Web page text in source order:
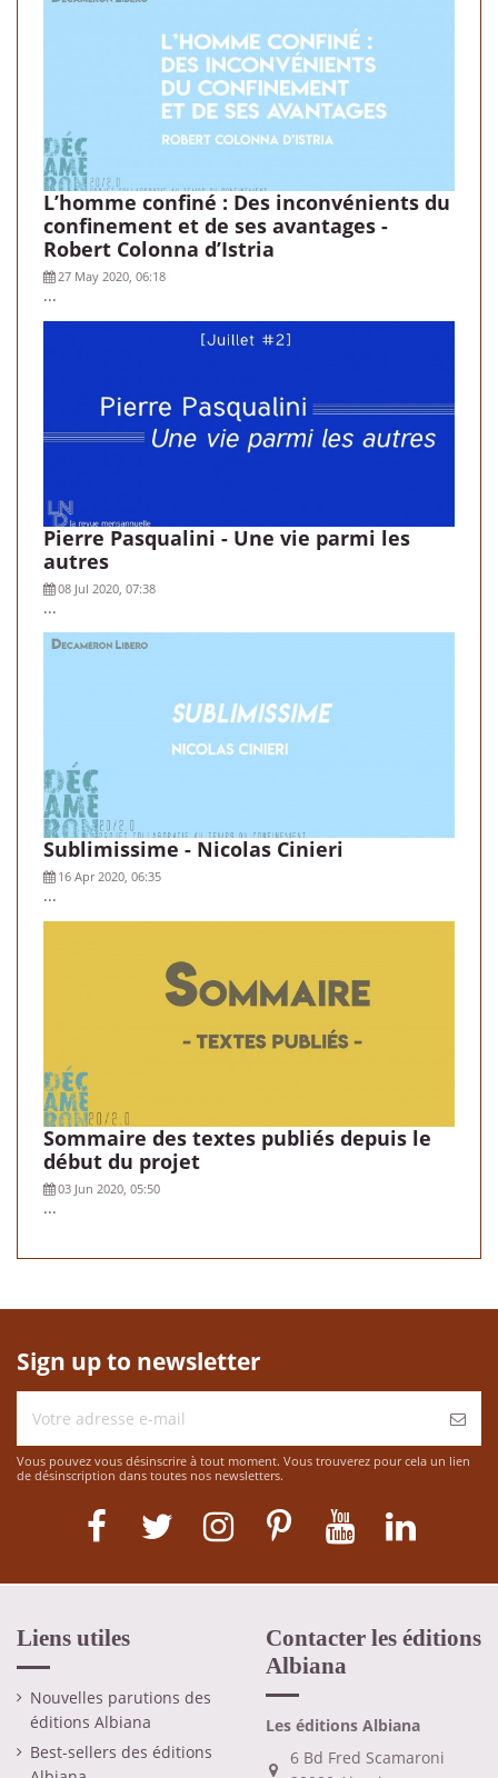
L’homme confiné : Des inconvénients du
confinement et de ses avantages -
Robert Colonna d’Istria
27 May 2020, 06:18
...
Pierre Pasqualini - Une vie parmi les
autres
08 Jul 2020, 07:38
...
Sublimissime - Nicolas Cinieri
16 Apr 2020, 06:35
...
Sommaire des textes publiés depuis le
début du projet
03 Jun 2020, 05:50
...
Sign up to newsletter
Vous pouvez vous désinscrire à tout moment. Vous trouverez pour cela un lien
de désinscription dans toutes nos newsletters.
Liens utiles
Nouvelles parutions des
éditions Albiana
Best-sellers des éditions
Contacter les éditions
Albiana
Les éditions Albiana
6 Bd Fred Scamaroni